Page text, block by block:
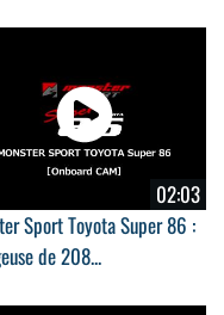
02:03
Sport Toyota Super 86 :
de 208...